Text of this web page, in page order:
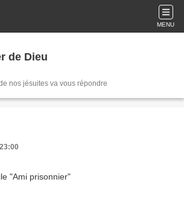
MENU
de Dieu
nos jésuites va vous répondre